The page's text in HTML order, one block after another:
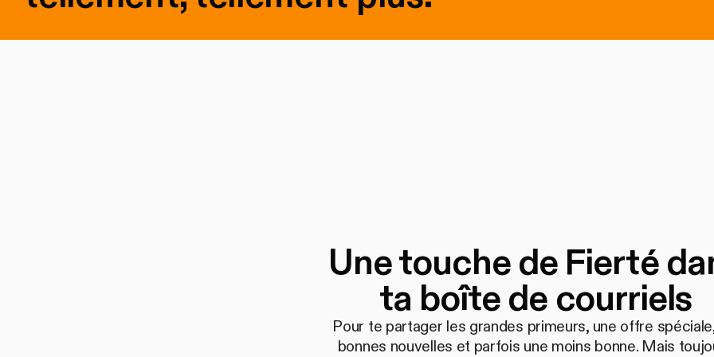
Une touche de Fierté
ta boîte de courriels
Pour te partager les grandes primeurs, une offre
bonnes nouvelles et parfois une moins bonne. Mais